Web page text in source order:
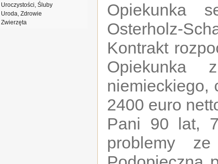
Uroczystości, Śluby
Uroda, Zdrowie
Zwierzęta
Opiekunka
Osterholz-
Kontrakt
Opiekunka
niemieckiego,
2400 euro
Pani 90 lat,
problemy